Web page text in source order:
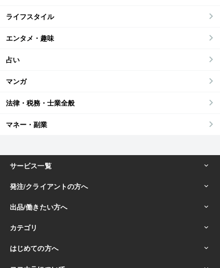
ライフスタイル
エンタメ・趣味
占い
マンガ
法律・税務・士業全般
マネー・副業